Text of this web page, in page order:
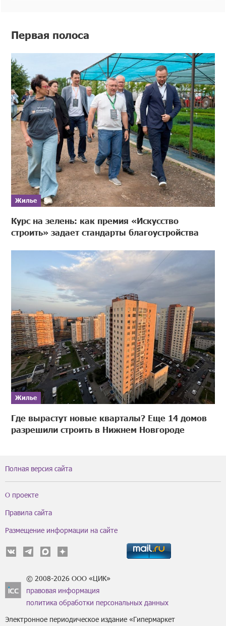
Первая полоса
Жилье
Курс на зелень: как премия «Искусство
строить» задает стандарты благоустройства
Жилье
Где вырастут новые кварталы? Еще 14 домов
разрешили строить в Нижнем Новгороде
Полная версия сайта
О проекте
Правила сайта
Размещение информации на сайте
© 2008-2026 ООО «ЦИК»
правовая информация
политика обработки персональных данных
Электронное периодическое издание «Гипермаркет